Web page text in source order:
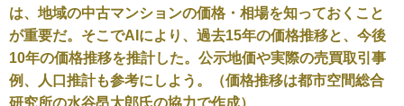
は、地域の中古マンションの価格・相場を知っておくこと
が重要だ。そこでAIにより、過去15年の価格推移と、今後
10年の価格推移を推計した。公示地価や実際の売買取引事
例、人口推計も参考にしよう。（価格推移は都市空間総合